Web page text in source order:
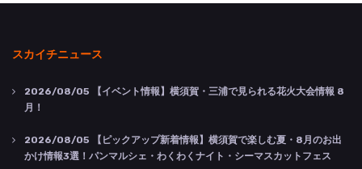
スカイチニュース
2026/08/05 【イベント情報】横須賀・三浦で見られる花火大会情報 8
月！
2026/08/05 【ピックアップ新着情報】横須賀で楽しむ夏・8月のお出
かけ情報3選！パンマルシェ・わくわくナイト・シーマスカットフェス